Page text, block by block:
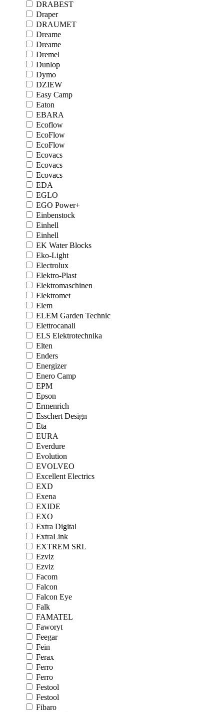
DRABEST
Draper
DRAUMET
Dreame
Dreame
Dremel
Dunlop
Dymo
DZIEW
Easy Camp
Eaton
EBARA
Ecoflow
EcoFlow
EcoFlow
Ecovacs
Ecovacs
Ecovacs
EDA
EGLO
EGO Power+
Einbenstock
Einhell
Einhell
EK Water Blocks
Eko-Light
Electrolux
Elektro-Plast
Elektromaschinen
Elektromet
Elem
ELEM Garden Technic
Elettrocanali
ELS Elektrotechnika
Elten
Enders
Energizer
Enero Camp
EPM
Epson
Ermenrich
Esschert Design
Eta
EURA
Everdure
Evolution
EVOLVEO
Excellent Electrics
EXD
Exena
EXIDE
EXO
Extra Digital
ExtraLink
EXTREM SRL
Ezviz
Ezviz
Facom
Falcon
Falcon Eye
Falk
FAMATEL
Faworyt
Feegar
Fein
Ferax
Ferro
Ferro
Festool
Festool
Fibaro